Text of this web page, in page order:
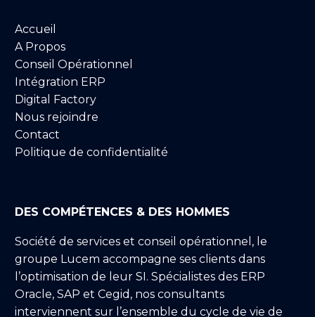
Accueil
A Propos
Conseil Opérationnel
Intégration ERP
Digital Factory
Nous rejoindre
Contact
Politique de confidentialité
DES COMPÉTENCES & DES HOMMES
Société de services et conseil opérationnel, le
groupe Lucem accompagne ses clients dans
l’optimisation de leur SI. Spécialistes des ERP
Oracle, SAP et Cegid, nos consultants
interviennent sur l’ensemble du cycle de vie de